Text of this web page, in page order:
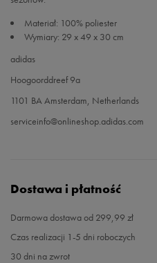
Materiał: 100% poliester
Wymiary: 29 x 49 x 30 cm
adidas
Hoogoorddreef 9a
1101 BA Amsterdam, Netherlands
serviceinfo@onlineshop.adidas.com
Dostawa i płatność
Darmowa dostawa od 299,99 zł
Czas realizacji 1-5 dni roboczych
30 dni na zwrot